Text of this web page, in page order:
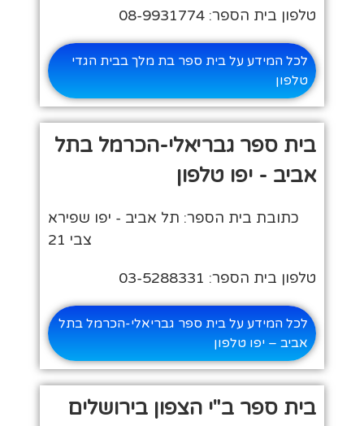
טלפון בית הספר: 08-9931774
לכל המידע על בית ספר בת מלך בבית הגדי
טלפון
בית ספר גבריאלי-הכרמל בתל
אביב - יפו טלפון
כתובת בית הספר: תל אביב - יפו שפירא
צבי 21
טלפון בית הספר: 03-5288331
לכל המידע על בית ספר גבריאלי-הכרמל בתל
אביב – יפו טלפון
בית ספר ב"י הצפון בירושלים